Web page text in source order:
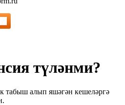
түләнми?
табыш алып яшәгән кешеләргә